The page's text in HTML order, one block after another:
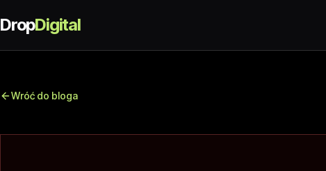
DropDigital
Wróć do bloga